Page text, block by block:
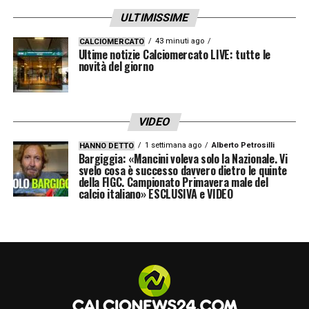
ottimo rapporto con Petrachi e
Cairo. Una vicinanza che alimenta le
indiscrezioni: non si esclude, in un prossimo
futuro, un suo diretto
con un ruolo dirigenziale.
ULTIMISSIME
CALCIOMERCATO 43 minuti ago
Ultime notizie Calciomercato LIVE: tutte le
novità del giorno
VIDEO
HANNO DETTO 1 settimana ago Alberto Petrosilli
Bargiggia: «Mancini voleva solo la Nazionale. Vi
svelo cosa è successo davvero dietro le quinte
della FIGC. Campionato Primavera male del
calcio italiano» ESCLUSIVA e VIDEO